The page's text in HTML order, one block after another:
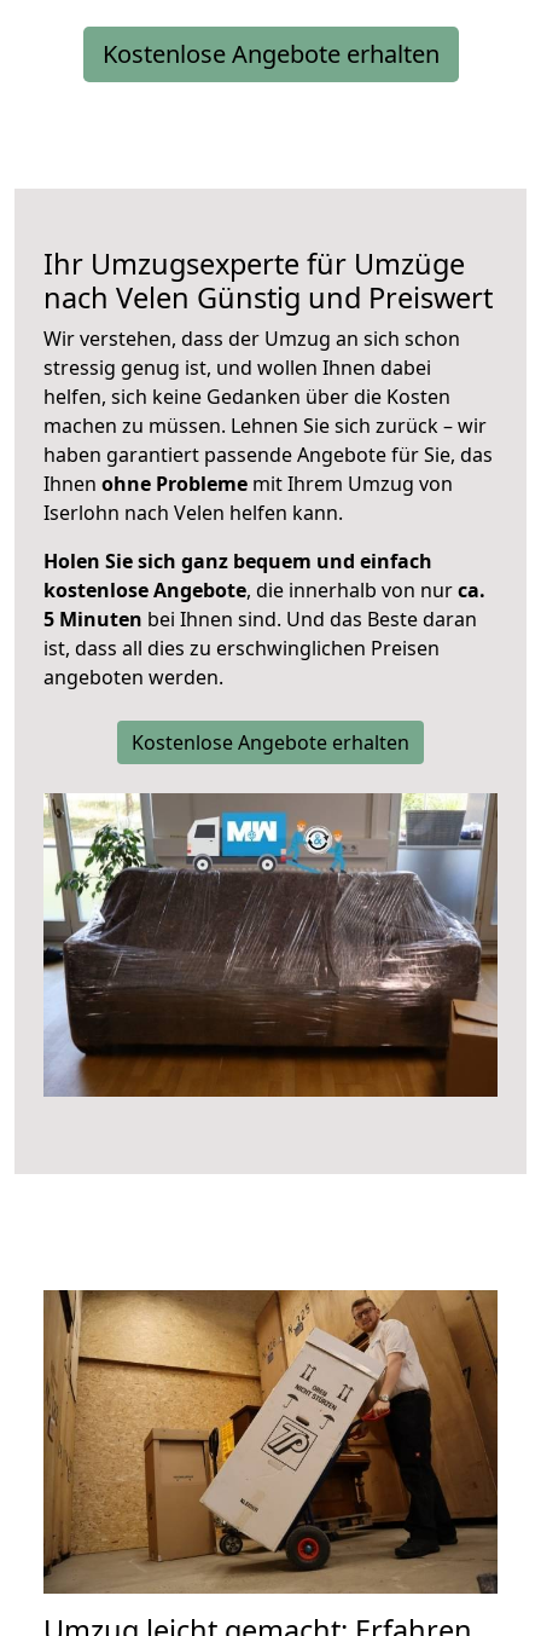
Kostenlose Angebote erhalten
Ihr Umzugsexperte für Umzüge
nach Velen Günstig und Preiswert
Wir verstehen, dass der Umzug an sich schon
stressig genug ist, und wollen Ihnen dabei
helfen, sich keine Gedanken über die Kosten
machen zu müssen. Lehnen Sie sich zurück – wir
haben garantiert passende Angebote für Sie, das
Ihnen ohne Probleme mit Ihrem Umzug von
Iserlohn nach Velen helfen kann.
Holen Sie sich ganz bequem und einfach
kostenlose Angebote, die innerhalb von nurca.
5 Minuten bei Ihnen sind. Und das Beste daran
ist, dass all dies zu erschwinglichen Preisen
angeboten werden.
Kostenlose Angebote erhalten